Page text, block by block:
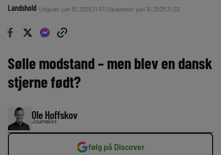
Landshold Udgivet: juni 10, 2025 21:01 | Opdateret: juni 10, 2025 21:22
Sølle modstand – men blev en dansk
stjerne født?
Ole Hoffskov
Journalist
følg på Discover